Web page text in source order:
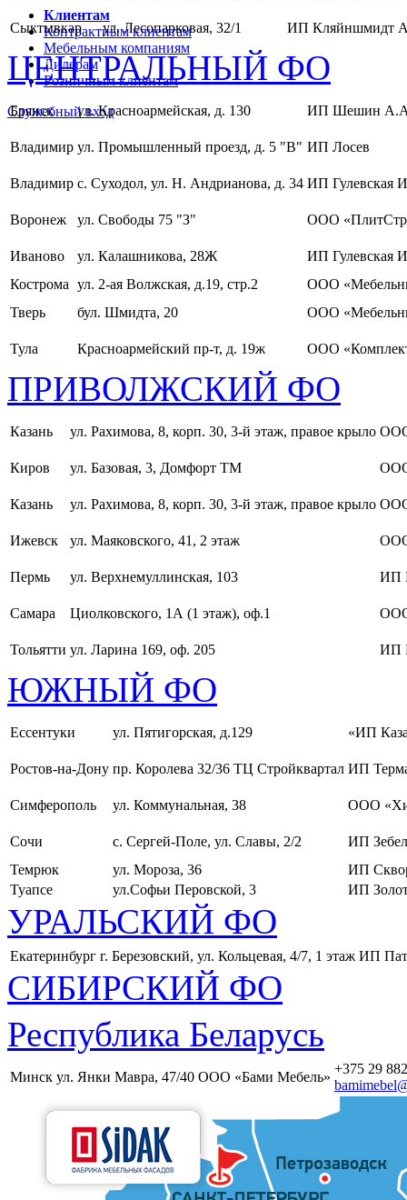
Клиентам
Контрактным клиентам
Мебельным компаниям
Дилерам
Розничным клиентам
Служебный вход
Сыктывкар ул. Лесопарковая, 32/1 ИП Кляйншмидт
ЦЕНТРАЛЬНЫЙ ФО
Брянск ул. Красноармейская, д. 130 ИП Шешин
Владимир ул. Промышленный проезд, д. 5 "В" ИП Лосев
Владимир с. Суходол, ул. Н. Андрианова, д. 34 ИП Гулевская
Воронеж ул. Свободы 75 "З" ООО
Иваново ул. Калашникова, 28Ж
ИП Гулевская
Кострома ул. 2-ая Волжская, д.19, стр.2
ООО
Тверь
бул. Шмидта, 20 ООО
Тула Красноармейский пр-т, д. 19ж ООО
ПРИВОЛЖСКИЙ ФО
Казань ул. Рахимова, 8, корп. 30, 3-й этаж, правое крыло
Киров ул. Базовая, 3, Домфорт ТМ
Казань ул. Рахимова, 8, корп. 30, 3-й этаж, правое крыло
Ижевск ул. Маяковского, 41, 2 этаж
Пермь ул. Верхнемуллинская, 103 ИП
Самара Циолковского, 1А (1 этаж), оф.1
Тольятти ул. Ларина 169, оф. 205 ИП
ЮЖНЫЙ ФО
Ессентуки ул. Пятигорская, д.129 «ИП
Ростов-на-Дону пр. Королева 32/36 ТЦ Стройквартал ИП
Симферополь ул. Коммунальная, 38 ООО
Сочи с. Сергей-Поле, ул. Славы, 2/2
ИП
Темрюк
ул. Мороза, 36
ИП
Туапсе
ул.Софьи Перовской, 3 ИП
УРАЛЬСКИЙ ФО
Екатеринбург г. Березовский, ул. Кольцевая, 4/7, 1 этаж ИП
СИБИРСКИЙ ФО
Республика Беларусь
Минск ул. Янки Мавра, 47/40 ООО «Бами Мебель»
+375 29